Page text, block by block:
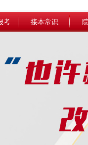
考 接本常识